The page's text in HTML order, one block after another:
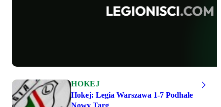
HOKEJ
Hokej: Legia Warszawa 1-7 Podhale
Nowy Targ